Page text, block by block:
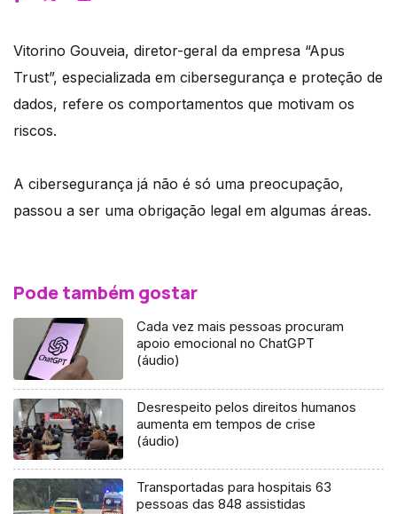
Vitorino Gouveia, diretor-geral da empresa “Apus
Trust”, especializada em cibersegurança e proteção de
dados, refere os comportamentos que motivam os
riscos.
A cibersegurança já não é só uma preocupação,
passou a ser uma obrigação legal em algumas áreas.
Pode também gostar
Cada vez mais pessoas procuram
apoio emocional no ChatGPT
(áudio)
Desrespeito pelos direitos humanos
aumenta em tempos de crise
(áudio)
Transportadas para hospitais 63
pessoas das 848 assistidas